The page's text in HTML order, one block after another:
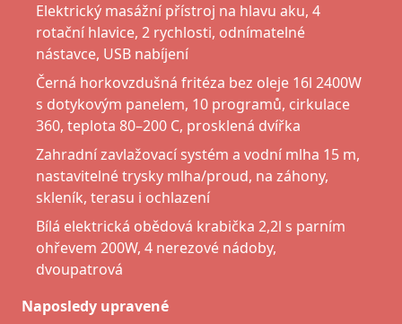
Elektrický masážní přístroj na hlavu aku, 4
rotační hlavice, 2 rychlosti, odnímatelné
nástavce, USB nabíjení
Černá horkovzdušná fritéza bez oleje 16l 2400W
s dotykovým panelem, 10 programů, cirkulace
360, teplota 80–200 C, prosklená dvířka
Zahradní zavlažovací systém a vodní mlha 15 m,
nastavitelné trysky mlha/proud, na záhony,
skleník, terasu i ochlazení
Bílá elektrická obědová krabička 2,2l s parním
ohřevem 200W, 4 nerezové nádoby,
dvoupatrová
Naposledy upravené